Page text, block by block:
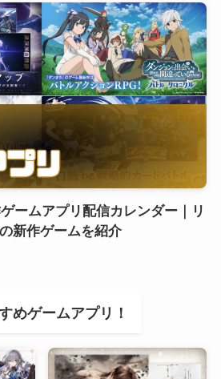
ゲームアプリ配信カレンダー｜リ
新作ゲームを紹介
めゲームアプリ！